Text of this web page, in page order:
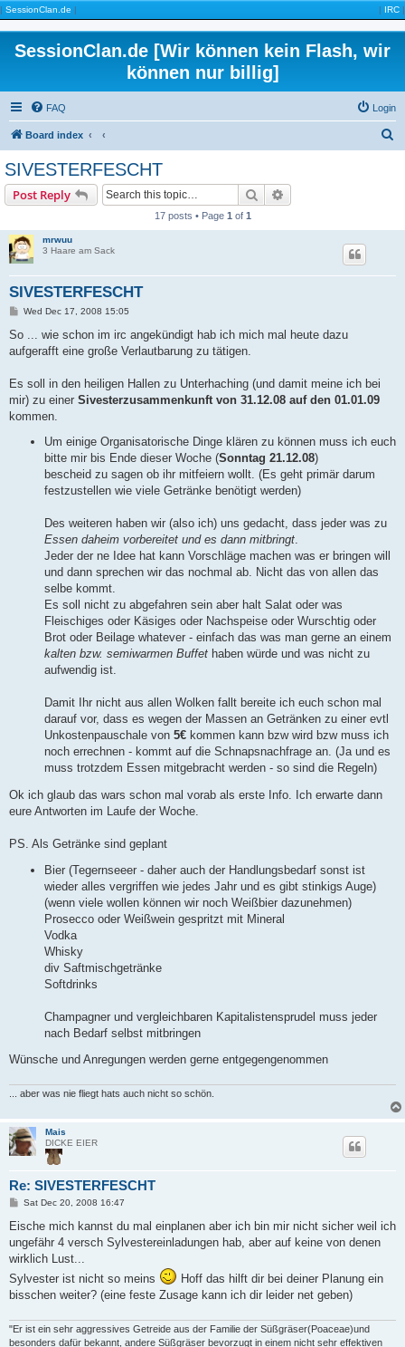
| SessionClan.de | | IRC |
SessionClan.de [Wir können kein Flash, wir
können nur billig]
FAQ Login
Board index
SIVESTERFESCHT
Post Reply Search
17 posts • Page 1 of 1
mrwuu
3 Haare am Sack
SIVESTERFESCHT
P
s
Wed Dec 17, 2008 15:05
So ... wie schon im irc angekündigt hab ich mich mal heute dazu
aufgerafft eine große Verlautbarung zu tätigen.
Es soll in den heiligen Hallen zu Unterhaching (und damit meine ich bei
mir) zu einer Sivesterzusammenkunft von 31.12.08 auf den 01.01.09
kommen.
Um einige Organisatorische Dinge klären zu können muss ich euch
bitte mir bis Ende dieser Woche (Sonntag 21.12.08)
bescheid zu sagen ob ihr mitfeiern wollt. (Es geht primär darum
festzustellen wie viele Getränke benötigt werden)
Des weiteren haben wir (also ich) uns gedacht, dass jeder was zu
Essen daheim vorbereitet und es dann mitbringt.
Jeder der ne Idee hat kann Vorschläge machen was er bringen will
und dann sprechen wir das nochmal ab. Nicht das von allen das
selbe kommt.
Es soll nicht zu abgefahren sein aber halt Salat oder was
Fleischiges oder Käsiges oder Nachspeise oder Wurschtig oder
Brot oder Beilage whatever - einfach das was man gerne an einem
kalten bzw. semiwarmen Buffet haben würde und was nicht zu
aufwendig ist.
Damit Ihr nicht aus allen Wolken fallt bereite ich euch schon mal
darauf vor, dass es wegen der Massen an Getränken zu einer evtl
Unkostenpauschale von 5€ kommen kann bzw wird bzw muss ich
noch errechnen - kommt auf die Schnapsnachfrage an. (Ja und es
muss trotzdem Essen mitgebracht werden - so sind die Regeln)
Ok ich glaub das wars schon mal vorab als erste Info. Ich erwarte dann
eure Antworten im Laufe der Woche.
PS. Als Getränke sind geplant
Bier (Tegernseeer - daher auch der Handlungsbedarf sonst ist
wieder alles vergriffen wie jedes Jahr und es gibt stinkigs Auge)
(wenn viele wollen können wir noch Weißbier dazunehmen)
Prosecco oder Weißwein gespritzt mit Mineral
Vodka
Whisky
div Saftmischgetränke
Softdrinks
Champagner und vergleichbaren Kapitalistensprudel muss jeder
nach Bedarf selbst mitbringen
Wünsche und Anregungen werden gerne entgegengenommen
... aber was nie fliegt hats auch nicht so schön.
Mais
DICKE EIER
Re: SIVESTERFESCHT
P
s
Sat Dec 20, 2008 16:47
Eische mich kannst du mal einplanen aber ich bin mir nicht sicher weil ich
ungefähr 4 versch Sylvestereinladungen hab, aber auf keine von denen
wirklich Lust...
Sylvester ist nicht so meins
Hoff das hilft dir bei deiner Planung ein
bisschen weiter? (eine feste Zusage kann ich dir leider net geben)
"Er ist ein sehr aggressives Getreide aus der Familie der Süßgräser(Poaceae)und
besonders dafür bekannt, andere Süßgräser bevorzugt in einem nicht sehr effektiven